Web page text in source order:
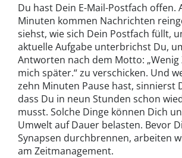
Du hast Dein E-Mail-Postfach offen.
Minuten kommen Nachrichten
siehst, wie sich Dein Postfach füllt,
aktuelle Aufgabe unterbrichst Du,
Antworten nach dem Motto: „Wenig
mich später.“ zu verschicken. Und
zehn Minuten Pause hast, sinnierst
dass Du in neun Stunden schon
musst. Solche Dinge können Dich
Umwelt auf Dauer belasten. Bevor
Synapsen durchbrennen, arbeiten
am Zeitmanagement.